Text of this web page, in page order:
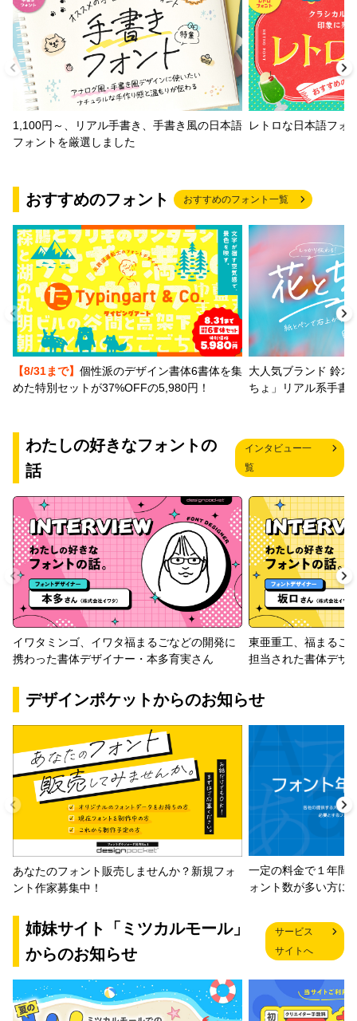
1,100円～、リアル手書き、手書き風の日本語
フォントを厳選しました
レトロな日本語フォ
おすすめのフォント おすすめのフォント一覧
【8/31まで】 個性派のデザイン書体6書体を集
めた特別セットが37%OFFの5,980円！
大人気ブランド 鈴木
ちょ」リアル系手書
わたしの好きなフォントの
話
インタビュー一
覧
イワタミンゴ、イワタ福まるごなどの開発に
携わった書体デザイナー・本多育実さん
東亜重工、福まるご
担当された書体デザ
デザインポケットからのお知らせ
あなたのフォント販売しませんか？新規フォ
ント作家募集中！
一定の料金で１年間
ォント数が多い方に
姉妹サイト「ミツカルモール」
からのお知らせ
サービス
サイトへ